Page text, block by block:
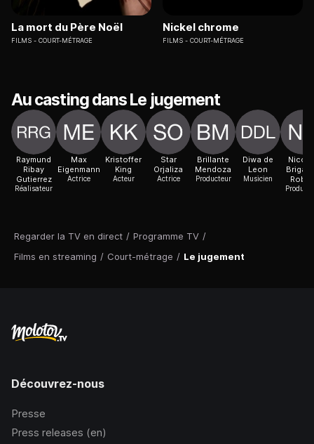
Regarder la TV en direct / Programme TV /
Films en streaming / Court-métrage / Le jugement
La mort du Père Noël
FILMS COURT-MÉTRAGE
Nickel chrome
FILMS COURT-MÉTRAGE
Au casting dans Le jugement
Raymund
Ribay
Gutierrez
Réalisateur
Max
Eigenmann
Actrice
Kristoffer
King
Acteur
Star
Orjaliza
Actrice
Brillante
Mendoza
Producteur
Diwa de
Leon
Musicien
Découvrez-nous
Presse
Press releases (en)